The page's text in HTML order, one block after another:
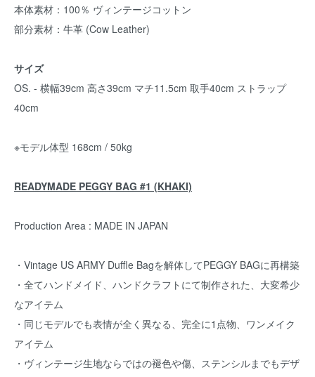
本体素材：100％ ヴィンテージコットン
部分素材：牛革 (Cow Leather)
サイズ
OS. - 横幅39cm 高さ39cm マチ11.5cm 取手40cm ストラップ
40cm
※モデル体型 168cm / 50kg
READYMADE PEGGY BAG #1 (KHAKI)
Production Area : MADE IN JAPAN
・Vintage US ARMY Duffle Bagを解体してPEGGY BAGに再構築
・全てハンドメイド、ハンドクラフトにて制作された、大変希少
なアイテム
・同じモデルでも表情が全く異なる、完全に1点物、ワンメイク
アイテム
・ヴィンテージ生地ならではの褪色や傷、ステンシルまでもデザ